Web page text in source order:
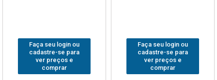
Faça seu login ou
cadastre-se para
ver preços e
comprar
Faça seu login ou
cadastre-se para
ver preços e
comprar